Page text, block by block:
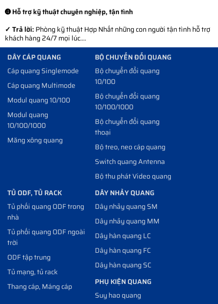
➍ Hỗ trợ kỹ thuật chuyên nghiệp, tận tình
✓ Trả lời: Phòng kỹ thuật Hợp Nhất những con người tận tình hỗ trợ
khách hàng 24/7 mọi lúc....
DÂY CÁP QUANG
Cáp quang Singlemode
Cáp quang Multimode
Modul quang 10/100
Modul quang
10/100/1000
Măng xông quang
BỘ CHUYỂN ĐỔI QUANG
Bộ chuyển đổi quang
10/100
Bộ chuyển đổi quang
10/100/1000
Bộ chuyển đổi quang
thoại
Bộ treo, neo cáp quang
Switch quang Antenna
Bộ thu phát Video quang
TỦ ODF, TỦ RACK
Tủ phối quang ODF trong
nhà
Tủ phối quang ODF ngoài
trời
ODF tập trung
Tủ mạng, tủ rack
Thang cáp, Máng cáp
DÂY NHẢY QUANG
Dây nhảy quang SM
Dây nhảy quang MM
Dây hàn quang LC
Dây hàn quang FC
Dây hàn quang SC
PHỤ KIỆN QUANG
Suy hao quang